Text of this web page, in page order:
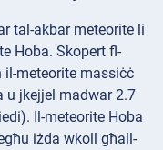
Hoba. Skopert fl-
il-meteorite massiċċ
u jkejjel madwar 2.7
Il-meteorite Hoba
iżda wkoll għall-